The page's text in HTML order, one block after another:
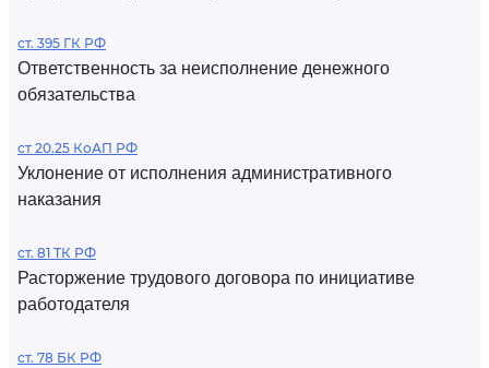
ст. 395 ГК РФ
Ответственность за неисполнение денежного
обязательства
ст 20.25 КоАП РФ
Уклонение от исполнения административного
наказания
ст. 81 ТК РФ
Расторжение трудового договора по инициативе
работодателя
ст. 78 БК РФ